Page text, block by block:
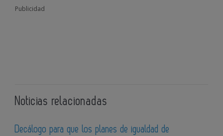
Publicidad
Noticias relacionadas
Decálogo para que los planes de igualdad de